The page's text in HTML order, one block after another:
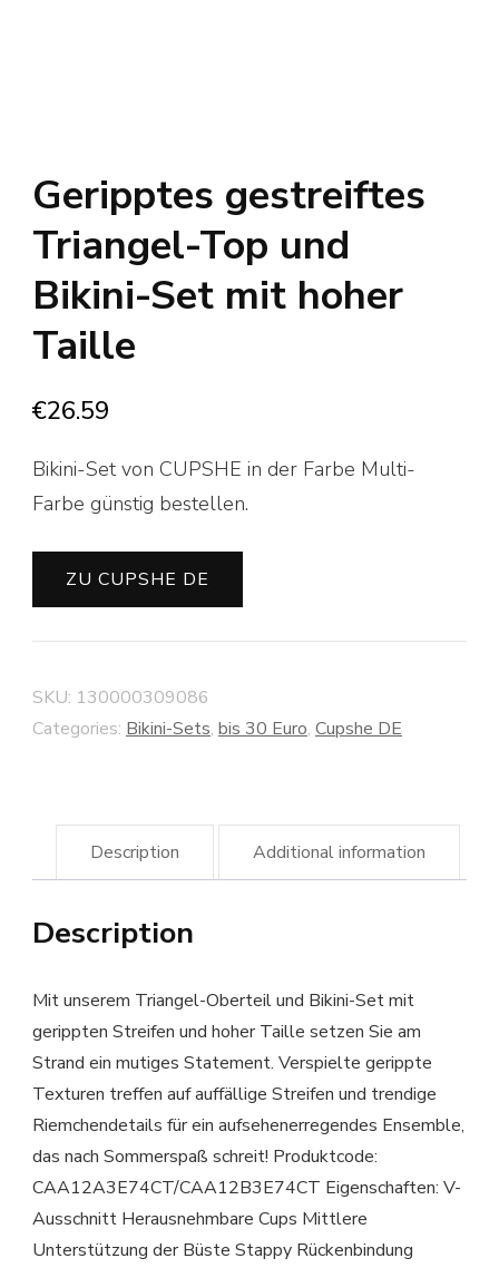
Geripptes gestreiftes
Triangel-Top und
Bikini-Set mit hoher
Taille
€26.59
Bikini-Set von CUPSHE in der Farbe Multi-
Farbe günstig bestellen.
ZU CUPSHE DE
SKU: 130000309086
Categories: Bikini-Sets, bis 30 Euro, Cupshe DE
Description Additional information
Description
Mit unserem Triangel-Oberteil und Bikini-Set mit
gerippten Streifen und hoher Taille setzen Sie am
Strand ein mutiges Statement. Verspielte gerippte
Texturen treffen auf auffällige Streifen und trendige
Riemchendetails für ein aufsehenerregendes Ensemble,
das nach Sommerspaß schreit! Produktcode:
CAA12A3E74CT/CAA12B3E74CT Eigenschaften: V-
Ausschnitt Herausnehmbare Cups Mittlere
Unterstützung der Büste Stappy Rückenbindung